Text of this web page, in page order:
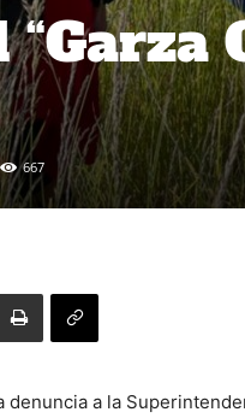
667
denuncia a la